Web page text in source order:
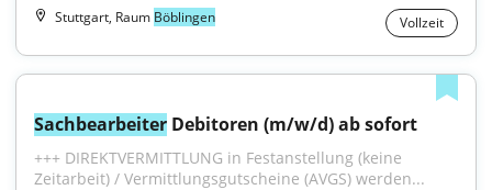
Stuttgart, Raum Böblingen Vollzeit
Sachbearbeiter Debitoren (m/w/d) ab sofort
+++ DIREKTVERMITTLUNG in Festanstellung (keine
Zeitarbeit) / Vermittlungsgutscheine (AVGS) werden...